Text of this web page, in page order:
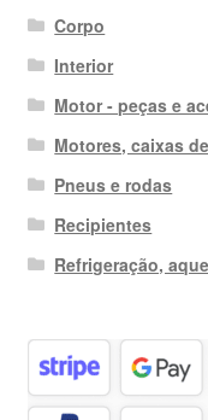
Corpo
Interior
Motor - peças e
Motores, caixas
Pneus e rodas
Recipientes
Refrigeração,